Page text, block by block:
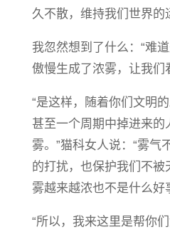
久不散，维持我们世界的
我忽然想到了什么：“难
傲慢生成了浓雾，让我们
“是这样，随着你们文明
甚至一个周期中掉进来的
雾。”猫科女人说：“雾气
的打扰，也保护我们不被
雾越来越浓也不是什么好
“所以，我来这里是帮你